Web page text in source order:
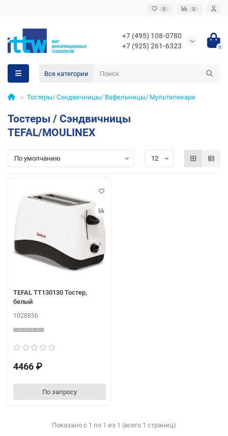
0 0
+7 (495) 108-0780
+7 (925) 261-6323
0
Все категории
Тостеры/ Сэндвичницы/ Вафельницы/ Мультипекари
Тостеры / Сэндвичницы
TEFAL/MOULINEX
TEFAL TT130130 Тостер,
белый
1028856
4466 ₽
По запросу
Показано с 1 по 1 из 1 (всего 1 страниц)